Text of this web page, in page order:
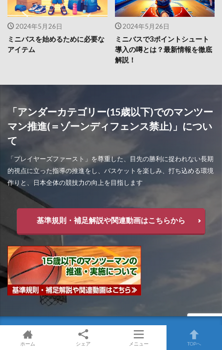
2024年5月26日
ミニバスを始めるために必要な
アイテム
2024年5月26日
ミニバスで3ポイントシュート
導入の噂とは？最新情報を徹底
解説！
「アンダーカテゴリー(15歳以下)でのマンツー
マン推進(＝ゾーンディフェンス禁止)」につい
て
「プレイヤーズファースト」を尊重した、目先の勝利に捉われない長期
的視点に立った指導の推進をし、バスケットを楽しみ、打ち込める環境
作りと、日本全体の競技力の向上を目指します
基準規則・補足解説や関連動画はこちらから
ホーム シェア メニュー TOPへ